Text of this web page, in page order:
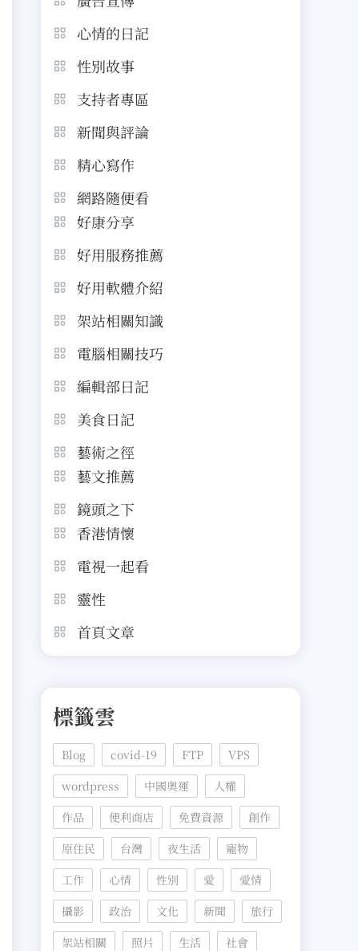
心情的日記
性別故事
支持者專區
新聞與評論
精心寫作
網路隨便看
好康分享
好用服務推薦
好用軟體介紹
架站相關知識
電腦相關技巧
編輯部日記
美食日記
藝術之徑
藝文推薦
鏡頭之下
香港情懷
電視一起看
靈性
首頁文章
標籤雲
Blog covid-19 FTP
VPS
wordpress
中國奧運
人權
作品
便利商店 免費資源
創作
原住民
台灣 夜生活
寵物
工作
心情 性別 愛
愛情
攝影
政治 文化 新聞
旅行
架站相關
照片 生活
社會